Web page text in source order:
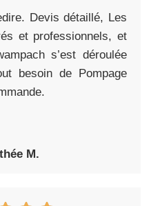
Devis détaillé, Les
et professionnels, et
s’est déroulée
besoin de Pompage
M.